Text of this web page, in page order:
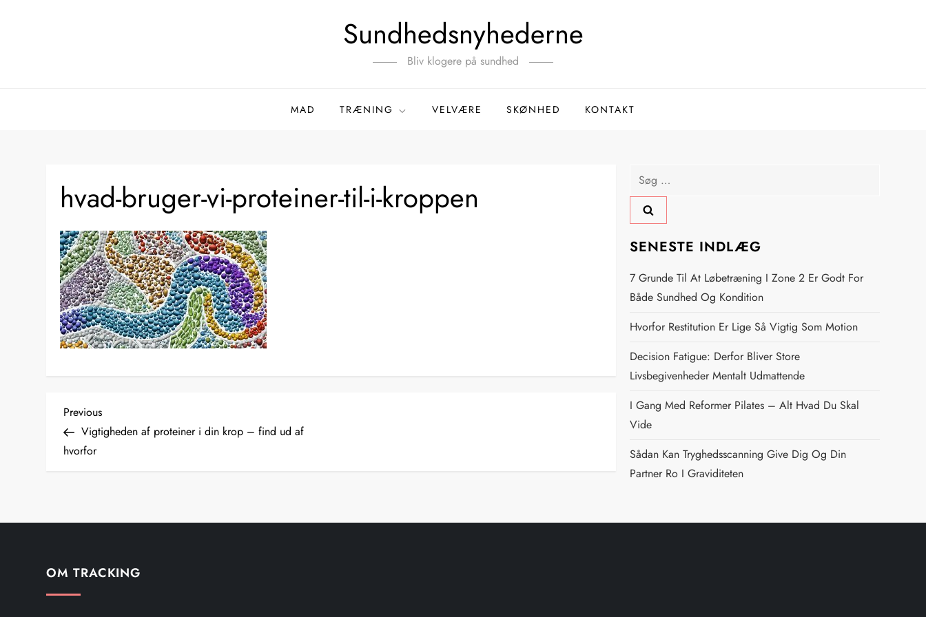
Sundhedsnyhederne
Bliv klogere på sundhed
MAD TRÆNING VELVÆRE SKØNHED KONTAKT
hvad-bruger-vi-proteiner-til-i-kroppen
I
n
l
g
Previous
Post
Previous
Vigtigheden af proteiner i din krop – find ud af
hvorfor
Søg
efter:
SENESTE INDLÆG
7 Grunde Til At Løbetræning I Zone 2 Er Godt For
Både Sundhed Og Kondition
Hvorfor Restitution Er Lige Så Vigtig Som Motion
Decision Fatigue: Derfor Bliver Store
Livsbegivenheder Mentalt Udmattende
I Gang Med Reformer Pilates – Alt Hvad Du Skal
Vide
Sådan Kan Tryghedsscanning Give Dig Og Din
Partner Ro I Graviditeten
OM TRACKING